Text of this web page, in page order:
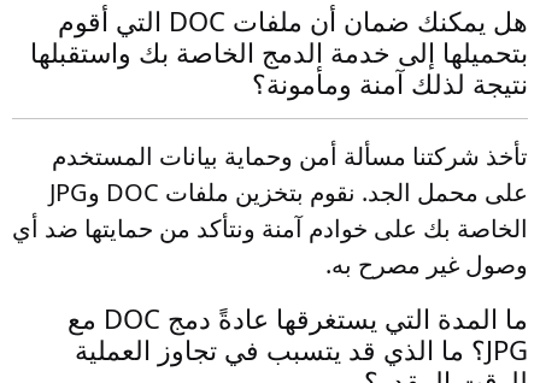
هل يمكنك ضمان أن ملفات DOC التي أقوم
بتحميلها إلى خدمة الدمج الخاصة بك واستقبلها
نتيجة لذلك آمنة ومأمونة؟
تأخذ شركتنا مسألة أمن وحماية بيانات المستخدم
على محمل الجد. نقوم بتخزين ملفات DOC وJPG
الخاصة بك على خوادم آمنة ونتأكد من حمايتها ضد أي
وصول غير مصرح به.
ما المدة التي يستغرقها عادةً دمج DOC مع
JPG؟ ما الذي قد يتسبب في تجاوز العملية